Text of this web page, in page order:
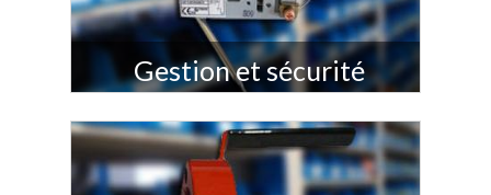
Gestion et sécurité